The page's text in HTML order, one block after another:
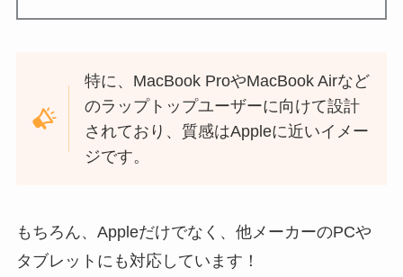
特に、MacBook ProやMacBook Airなど
のラップトップユーザーに向けて設計
されており、質感はAppleに近いイメー
ジです。
もちろん、Appleだけでなく、他メーカーのPCや
タブレットにも対応しています！